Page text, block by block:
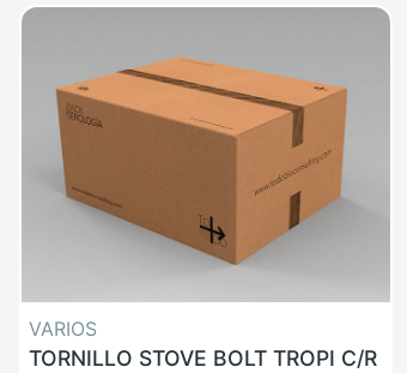
VARIOS
TORNILLO STOVE BOLT TROPI C/R